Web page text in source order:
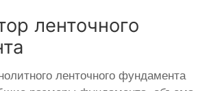
ленточного
ленточного фундамента